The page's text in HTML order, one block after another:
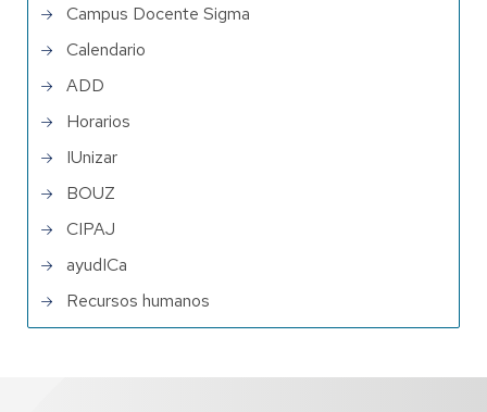
Campus Docente Sigma
Calendario
ADD
Horarios
IUnizar
BOUZ
CIPAJ
ayudICa
Recursos humanos